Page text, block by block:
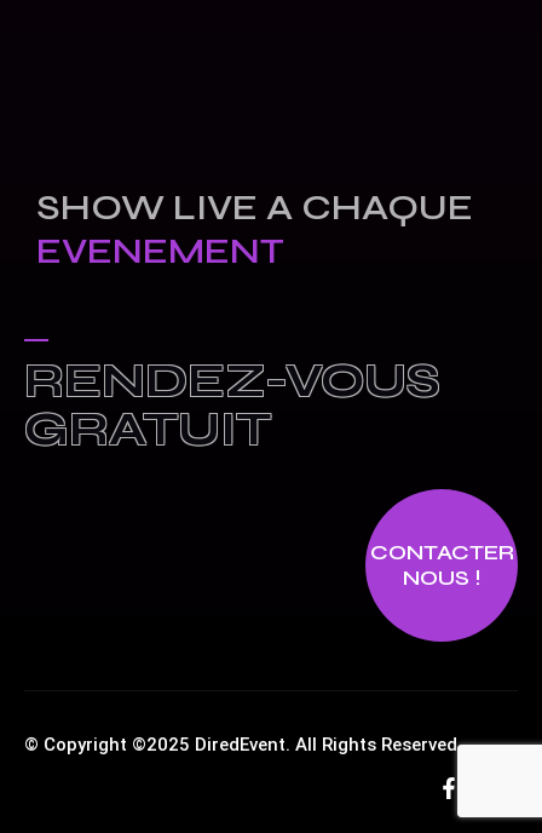
SHOW LIVE A CHAQUE
EVENEMENT
RENDEZ-VOUS
GRATUIT
CONTACTER
NOUS !
© Copyright ©2025 DiredEvent. All Rights Reserved